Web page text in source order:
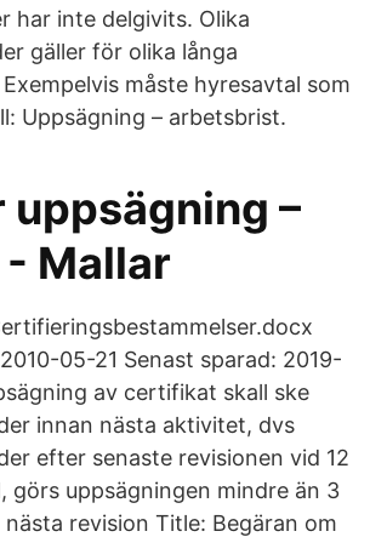
har inte delgivits. Olika
gäller för olika långa
måste hyresavtal som
Uppsägning – arbetsbrist.
uppsägning –
Mallar
05-21 Senast sparad: 2019-
av certifikat skall ske
innan nästa aktivitet, dvs
efter senaste revisionen vid 12
görs uppsägningen mindre än 3
revision Title: Begäran om